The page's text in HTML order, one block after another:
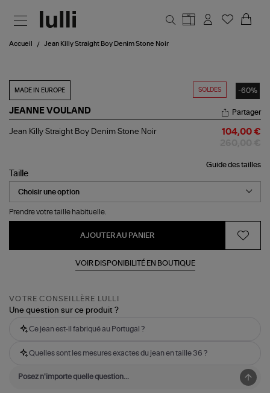
Accueil Jean Killy Straight Boy Denim Stone Noir
SOLDES -60%
MADE IN EUROPE
JEANNE VOULAND
Jean
Denim
Stone
Noir
Partager
Jean Killy Straight Boy Denim Stone Noir 104,00 €
Guide des tailles
Taille
Prendre votre taille habituelle.
AJOUTER AU PANIER
VOIR DISPONIBILITÉ EN BOUTIQUE
VOTRE CONSEILLÈRE LULLI
Une question sur ce produit ?
Ce jean est-il fabriqué au Portugal ?
Quelles sont les mesures exactes du jean en taille 36 ?